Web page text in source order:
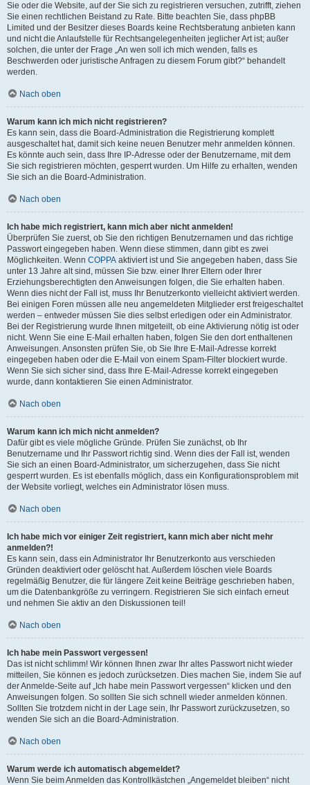
Sie oder die Website, auf der Sie sich zu registrieren versuchen, zutrifft, ziehen
Sie einen rechtlichen Beistand zu Rate. Bitte beachten Sie, dass phpBB
Limited und der Besitzer dieses Boards keine Rechtsberatung anbieten kann
und nicht die Anlaufstelle für Rechtsangelegenheiten jeglicher Art ist; außer
solchen, die unter der Frage „An wen soll ich mich wenden, falls es
Beschwerden oder juristische Anfragen zu diesem Forum gibt?“ behandelt
werden.
Nach oben
Warum kann ich mich nicht registrieren?
Es kann sein, dass die Board-Administration die Registrierung komplett
ausgeschaltet hat, damit sich keine neuen Benutzer mehr anmelden können.
Es könnte auch sein, dass Ihre IP-Adresse oder der Benutzername, mit dem
Sie sich registrieren möchten, gesperrt wurden. Um Hilfe zu erhalten, wenden
Sie sich an die Board-Administration.
Nach oben
Ich habe mich registriert, kann mich aber nicht anmelden!
Überprüfen Sie zuerst, ob Sie den richtigen Benutzernamen und das richtige
Passwort eingegeben haben. Wenn diese stimmen, dann gibt es zwei
Möglichkeiten. Wenn COPPA aktiviert ist und Sie angegeben haben, dass Sie
unter 13 Jahre alt sind, müssen Sie bzw. einer Ihrer Eltern oder Ihrer
Erziehungsberechtigten den Anweisungen folgen, die Sie erhalten haben.
Wenn dies nicht der Fall ist, muss Ihr Benutzerkonto vielleicht aktiviert werden.
Bei einigen Foren müssen alle neu angemeldeten Mitglieder erst freigeschaltet
werden – entweder müssen Sie dies selbst erledigen oder ein Administrator.
Bei der Registrierung wurde Ihnen mitgeteilt, ob eine Aktivierung nötig ist oder
nicht. Wenn Sie eine E-Mail erhalten haben, folgen Sie den dort enthaltenen
Anweisungen. Ansonsten prüfen Sie, ob Sie Ihre E-Mail-Adresse korrekt
eingegeben haben oder die E-Mail von einem Spam-Filter blockiert wurde.
Wenn Sie sich sicher sind, dass Ihre E-Mail-Adresse korrekt eingegeben
wurde, dann kontaktieren Sie einen Administrator.
Nach oben
Warum kann ich mich nicht anmelden?
Dafür gibt es viele mögliche Gründe. Prüfen Sie zunächst, ob Ihr
Benutzername und Ihr Passwort richtig sind. Wenn dies der Fall ist, wenden
Sie sich an einen Board-Administrator, um sicherzugehen, dass Sie nicht
gesperrt wurden. Es ist ebenfalls möglich, dass ein Konfigurationsproblem mit
der Website vorliegt, welches ein Administrator lösen muss.
Nach oben
Ich habe mich vor einiger Zeit registriert, kann mich aber nicht mehr
anmelden?!
Es kann sein, dass ein Administrator Ihr Benutzerkonto aus verschieden
Gründen deaktiviert oder gelöscht hat. Außerdem löschen viele Boards
regelmäßig Benutzer, die für längere Zeit keine Beiträge geschrieben haben,
um die Datenbankgröße zu verringern. Registrieren Sie sich einfach erneut
und nehmen Sie aktiv an den Diskussionen teil!
Nach oben
Ich habe mein Passwort vergessen!
Das ist nicht schlimm! Wir können Ihnen zwar Ihr altes Passwort nicht wieder
mitteilen, Sie können es jedoch zurücksetzen. Dies machen Sie, indem Sie auf
der Anmelde-Seite auf „Ich habe mein Passwort vergessen“ klicken und den
Anweisungen folgen. So sollten Sie sich schnell wieder anmelden können.
Sollten Sie trotzdem nicht in der Lage sein, Ihr Passwort zurückzusetzen, so
wenden Sie sich an die Board-Administration.
Nach oben
Warum werde ich automatisch abgemeldet?
Wenn Sie beim Anmelden das Kontrollkästchen „Angemeldet bleiben“ nicht